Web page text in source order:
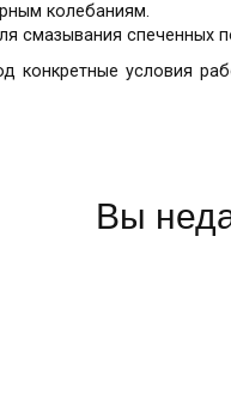
колебаниям.
смазывания
конкретные условия
Вы